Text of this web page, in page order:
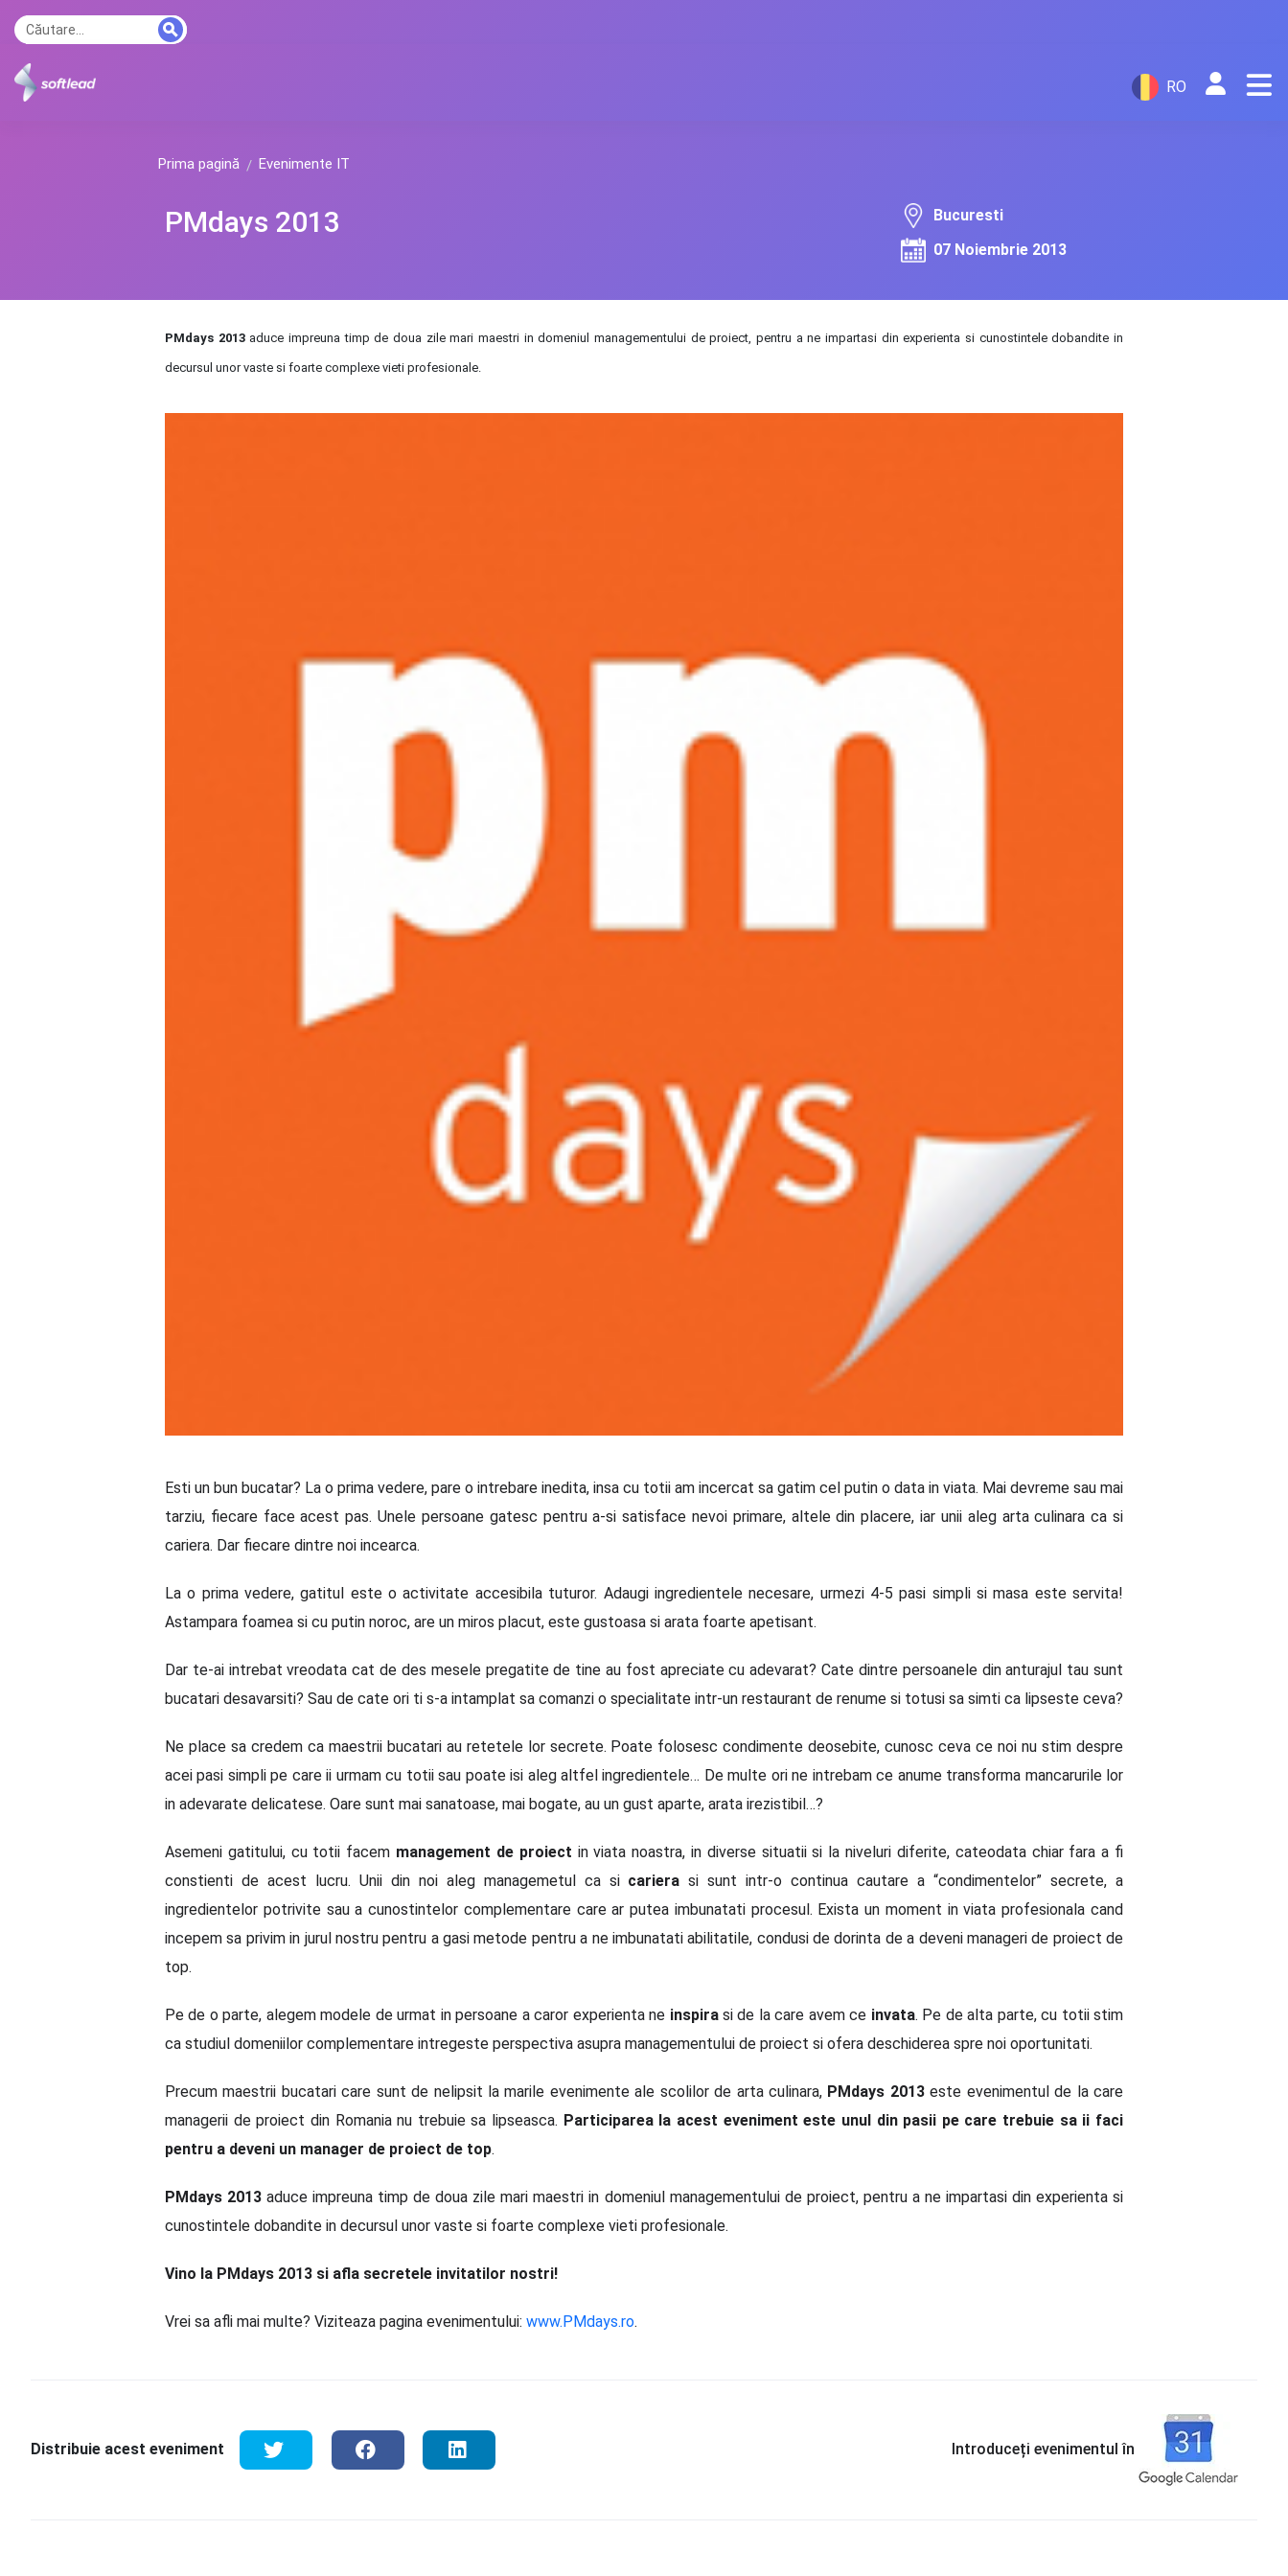
RO
Prima pagină Evenimente IT
PMdays 2013
Bucuresti
07 Noiembrie 2013
PMdays 2013aduce impreuna timp de doua zile mari maestri in domeniul managementului de proiect, pentru a ne impartasi din experienta si cunostintele dobandite in
decursul unor vaste si foarte complexe vieti profesionale.
Esti un bun bucatar? La o prima vedere, pare o intrebare inedita, insa cu totii am incercat sa gatim cel putin o data in viata. Mai devreme sau mai
tarziu, fiecare face acest pas. Unele persoane gatesc pentru a-si satisface nevoi primare, altele din placere, iar unii aleg arta culinara ca si
cariera. Dar fiecare dintre noi incearca.
La o prima vedere, gatitul este o activitate accesibila tuturor. Adaugi ingredientele necesare, urmezi 4-5 pasi simpli si masa este servita!
Astampara foamea si cu putin noroc, are un miros placut, este gustoasa si arata foarte apetisant.
Dar te-ai intrebat vreodata cat de des mesele pregatite de tine au fost apreciate cu adevarat? Cate dintre persoanele din anturajul tau sunt
bucatari desavarsiti? Sau de cate ori ti s-a intamplat sa comanzi o specialitate intr-un restaurant de renume si totusi sa simti ca lipseste ceva?
Ne place sa credem ca maestrii bucatari au retetele lor secrete. Poate folosesc condimente deosebite, cunosc ceva ce noi nu stim despre
acei pasi simpli pe care ii urmam cu totii sau poate isi aleg altfel ingredientele… De multe ori ne intrebam ce anume transforma mancarurile lor
in adevarate delicatese. Oare sunt mai sanatoase, mai bogate, au un gust aparte, arata irezistibil…?
Asemeni gatitului, cu totii facem management de proiect in viata noastra, in diverse situatii si la niveluri diferite, cateodata chiar fara a fi
constienti de acest lucru. Unii din noi aleg managemetul ca si carierasi sunt intr-o continua cautare a “condimentelor” secrete, a
ingredientelor potrivite sau a cunostintelor complementare care ar putea imbunatati procesul. Exista un moment in viata profesionala cand
incepem sa privim in jurul nostru pentru a gasi metode pentru a ne imbunatati abilitatile, condusi de dorinta de a deveni manageri de proiect de
top.
Pe de o parte, alegem modele de urmat in persoane a caror experienta ne inspira si de la care avem ce invata. Pe de alta parte, cu totii stim
ca studiul domeniilor complementare intregeste perspectiva asupra managementului de proiect si ofera deschiderea spre noi oportunitati.
Precum maestrii bucatari care sunt de nelipsit la marile evenimente ale scolilor de arta culinara, PMdays 2013este evenimentul de la care
managerii de proiect din Romania nu trebuie sa lipseasca. Participarea la acest eveniment este unul din pasii pe care trebuie sa ii faci
pentru a deveni un manager de proiect de top.
PMdays 2013 aduce impreuna timp de doua zile mari maestri in domeniul managementului de proiect, pentru a ne impartasi din experienta si
cunostintele dobandite in decursul unor vaste si foarte complexe vieti profesionale.
Vino la PMdays 2013 si afla secretele invitatilor nostri!
Vrei sa afli mai multe? Viziteaza pagina evenimentului: www.PMdays.ro.
Distribuie acest eveniment Introduceți evenimentul în